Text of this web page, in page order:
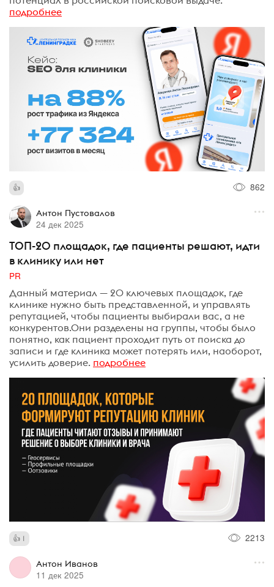
подробнее
862
Антон Пустовалов
24 дек 2025
ТОП-20 площадок, где пациенты решают, идти
в клинику или нет
PR
Данный материал — 20 ключевых площадок, где
клинике нужно быть представленной, и управлять
репутацией, чтобы пациенты выбирали вас, а не
конкурентов.Они разделены на группы, чтобы было
понятно, как пациент проходит путь от поиска до
записи и где клиника может потерять или, наоборот,
усилить доверие. подробнее
1 2213
Антон Иванов
11 дек 2025